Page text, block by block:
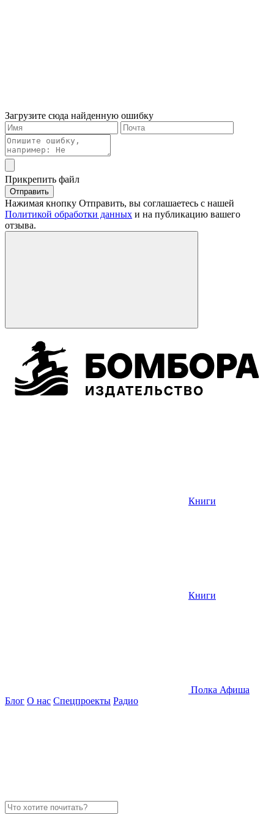
Загрузите сюда найденную ошибку
Прикрепить файл
Отправить
Нажимая кнопку Отправить, вы соглашаетесь с нашей
Политикой обработки данных и на публикацию вашего
отзыва.
Книги
Книги
Полка Афиша
Блог О нас Спецпроекты Радио